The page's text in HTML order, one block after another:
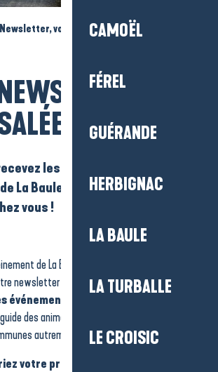
CAMOËL
FÉREL
GUÉRANDE
HERBIGNAC
LA BAULE
LA TURBALLE
LE CROISIC
vos actus salées
VOS
les bons plans, événements
La Baule-Presqu’île de Guérande
vous !
de La Baule – Presqu’île de Guérande ?
newsletter !
Chaque mois, recevez nos
événements incontournables à ne
des animations et les bons plans pour
autrement.
votre prochain séjour ou que vous